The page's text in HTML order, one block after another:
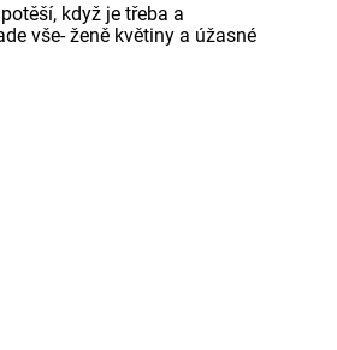
když je třeba a
vše- ženě květiny a úžasné